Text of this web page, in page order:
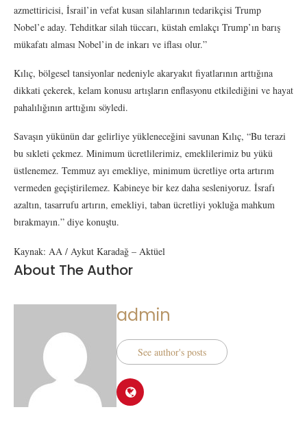
azmettiricisi, İsrail’in vefat kusan silahlarının tedarikçisi Trump
Nobel’e aday. Tehditkar silah tüccarı, küstah emlakçı Trump’ın barış
mükafatı alması Nobel’in de inkarı ve iflası olur.”
Kılıç, bölgesel tansiyonlar nedeniyle akaryakıt fiyatlarının arttığına
dikkati çekerek, kelam konusu artışların enflasyonu etkilediğini ve hayat
pahalılığının arttığını söyledi.
Savaşın yükünün dar gelirliye yükleneceğini savunan Kılıç, “Bu terazi
bu sıkleti çekmez. Minimum ücretlilerimiz, emeklilerimiz bu yükü
üstlenemez. Temmuz ayı emekliye, minimum ücretliye orta artırım
vermeden geçiştirilemez. Kabineye bir kez daha sesleniyoruz. İsrafı
azaltın, tasarrufu artırın, emekliyi, taban ücretliyi yokluğa mahkum
bırakmayın.” diye konuştu.
Kaynak: AA / Aykut Karadağ – Aktüel
About The Author
admin
See author's posts